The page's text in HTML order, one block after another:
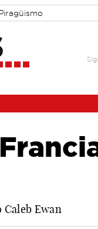
Piragüismo
Ewan